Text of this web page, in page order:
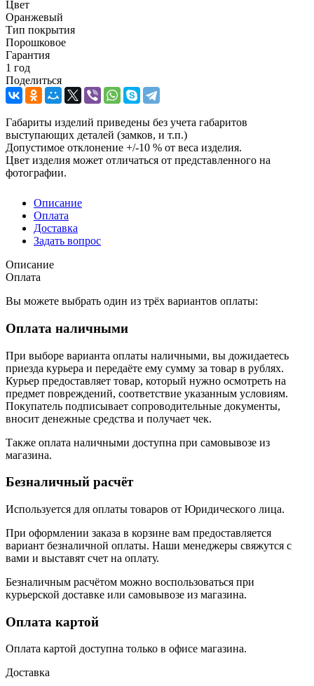
Цвет
Оранжевый
Тип покрытия
Порошковое
Гарантия
1 год
Поделиться
Габариты изделий приведены без учета габаритов
выступающих деталей (замков, и т.п.)
Допустимое отклонение +/-10 % от веса изделия.
Цвет изделия может отличаться от представленного на
фотографии.
Описание
Оплата
Доставка
Задать вопрос
Описание
Оплата
Вы можете выбрать один из трёх вариантов оплаты:
Оплата наличными
При выборе варианта оплаты наличными, вы дожидаетесь
приезда курьера и передаёте ему сумму за товар в рублях.
Курьер предоставляет товар, который нужно осмотреть на
предмет повреждений, соответствие указанным условиям.
Покупатель подписывает сопроводительные документы,
вносит денежные средства и получает чек.
Также оплата наличными доступна при самовывозе из
магазина.
Безналичный расчёт
Используется для оплаты товаров от Юридического лица.
При оформлении заказа в корзине вам предоставляется
вариант безналичной оплаты. Наши менеджеры свяжутся с
вами и выставят счет на оплату.
Безналичным расчётом можно воспользоваться при
курьерской доставке или самовывозе из магазина.
Оплата картой
Оплата картой доступна только в офисе магазина.
Доставка